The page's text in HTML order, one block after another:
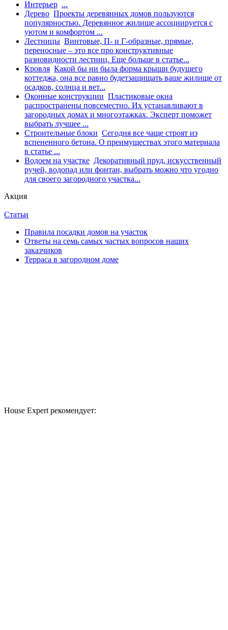
Интерьер ...
Дерево Проекты деревянных домов пользуются
популярностью. Деревянное жилище ассоциируется с
уютом и комфортом ...
Лестницы Винтовые, П- и Г-образные, прямые,
переносные – это все про конструктивные
разновидности лестниц. Еще больше в статье...
Кровля Какой бы ни была форма крыши будущего
коттеджа, она все равно будетзащищать ваше жилище от
осадков, солнца и вет...
Оконные конструкции Пластиковые окна
распространены повсеместно. Их устанавливают в
загородных домах и многоэтажках. Эксперт поможет
выбрать лучшее ...
Строительные блоки Сегодня все чаще строят из
вспененного бетона. О преимуществах этого материала
в статье ...
Водоем на участке Декоративный пруд, искусственный
ручей, водопад или фонтан, выбрать можно что угодно
для своего загородного участка...
Акция
Статьи
Правила посадки домов на участок
Ответы на семь самых частых вопросов наших
заказчиков
Терраса в загородном доме
House Expert рекомендует: